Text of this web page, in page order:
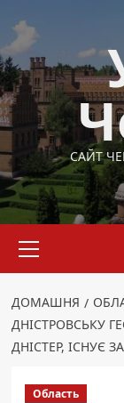
до
вмісту
САЙТ
меню
ДОМАШНЯ
ДНІСТРОВСЬКУ
ДНІСТЕР, ІСНУЄ
Область